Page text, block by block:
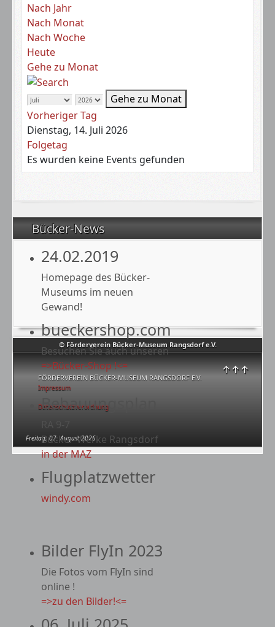
© Förderverein Bücker-Museum Rangsdorf e.V.
↑↑↑
FÖRDERVEREIN BÜCKER-MUSEUM RANGSDORF E.V.
Impressum
Datenschutzverordnung
Freitag, 07. August 2026
Bücker-News
24.02.2019
Homepage des Bücker-
Museums im neuen
Gewand!
bueckershop.com
Besuchen Sie auch unseren
=>Bücker-Shop !<=
Bebauungsplan
Bücker-Werke Rangsdorf
in der MAZ
Flugplatzwetter
windy.com
Bilder FlyIn 2023
Die Fotos vom FlyIn sind
online !
=>zu den Bilder!<=
Nach Jahr
Nach Monat
Nach Woche
Heute
Gehe zu Monat
Gehe zu Monat
Vorheriger Tag
Dienstag, 14. Juli 2026
Folgetag
Es wurden keine Events gefunden